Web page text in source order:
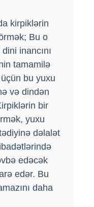
kirpiklərin
Bu o
inancını
tamamilə
bu yuxu
və dindən
bir
yuxu
dəlalət
edəcək
edər. Bu
daha